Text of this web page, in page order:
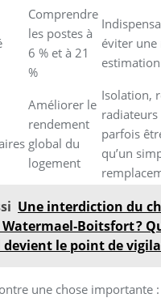
Comprendre
les postes à
6 % et à 21
%
éviter une
estimation
Améliorer le
rendement
global du
logement
Isolation,
parfois
qu’un
Une interdiction du
?
devient le point de
une chose importante